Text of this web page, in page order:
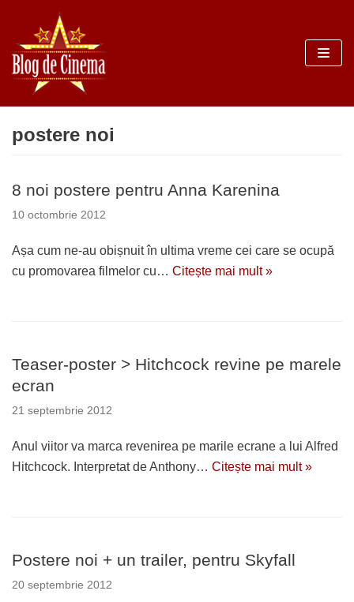
Sari
la
conținut
postere noi
8 noi postere pentru Anna Karenina
10 octombrie 2012
Așa cum ne-au obișnuit în ultima vreme cei care se ocupă
cu promovarea filmelor cu… Citește mai mult »
Teaser-poster > Hitchcock revine pe marele
ecran
21 septembrie 2012
Anul viitor va marca revenirea pe marile ecrane a lui Alfred
Hitchcock. Interpretat de Anthony… Citește mai mult »
Postere noi + un trailer, pentru Skyfall
20 septembrie 2012